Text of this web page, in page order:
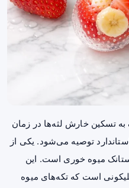
تسکین خارش لثه‌ها در زمان
توصیه می‌شود. یکی از
میوه خوری است. این
است که تکه‌های میوه